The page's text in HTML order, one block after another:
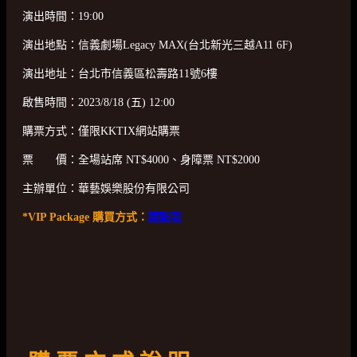
演出時間：19:00
演出地點：信義劇場Legacy MAX(台北新光三越A11 6F)
演出地址：台北市信義區松壽路11號6樓
啟售時間：2023/8/18 (五) 12:00
購票方式：僅限KKTIX網站購票
票 價：全場站席 NT$4000、身障票 NT$2000
主辦單位：華藝娛樂股份有限公司
*VIP Package 購買方式： 請點我